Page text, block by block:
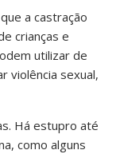
a castração
crianças e
utilizar de
violência sexual,
Há estupro até
como alguns